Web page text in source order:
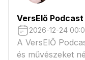
VersElő Podcast
2026-12-24
A VersElŐ
és művészeket